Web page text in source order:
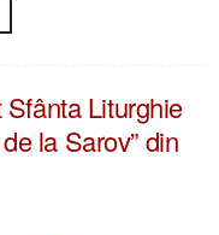
Liturghie
la Sarov” din